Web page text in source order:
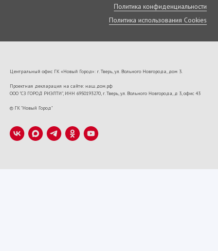
Политика конфиденциальности
Политика использования Cookies
Центральный офис ГК «Новый Город»: г. Тверь, ул. Вольного Новгорода, дом 3.
Проектная декларация на сайте: наш.дом.рф
ООО "СЗ ГОРОД РИЭЛТИ", ИНН 6950193270, г. Тверь, ул. Вольного Новгорода, д 3, офис 43
© ГК "Новый Город"